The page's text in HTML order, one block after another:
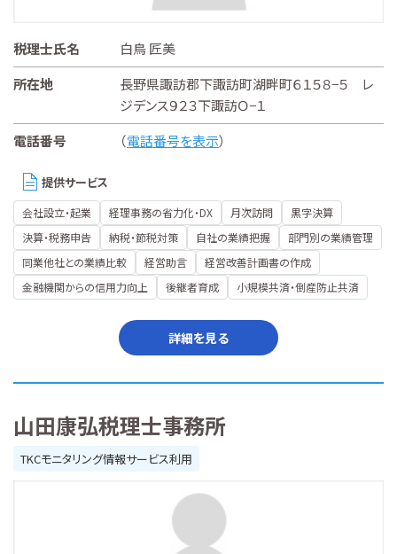
税理士氏名
白鳥 匠美
所在地
長野県諏訪郡下諏訪町湖畔町６１５８−５ レ
ジデンス９２３下諏訪Ｏ−１
電話番号
（電話番号を表示）
提供サービス
会社設立・起業 経理事務の省力化・DX 月次訪問
黒字決算
決算・税務申告
納税・節税対策 自社の業績把握
部門別の業績管理
同業他社との業績比較
経営助言
経営改善計画書の作成
金融機関からの信用力向上
後継者育成 小規模共済・倒産防止共済
詳細を見る
山田康弘税理士事務所
TKCモニタリング情報サービス利用